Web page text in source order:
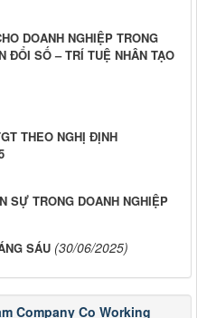
DOANH NGHIỆP TRONG
ĐỔI SỐ – TRÍ TUỆ NHÂN TẠO
THEO NGHỊ ĐỊNH
SỰ TRONG DOANH NGHIỆP
SÁU (30/06/2025)
Company Co Working